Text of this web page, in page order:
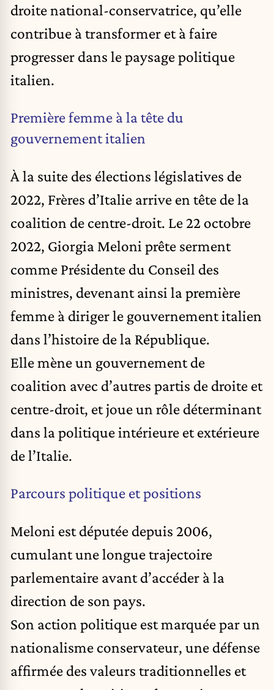
droite national-conservatrice, qu’elle
contribue à transformer et à faire
progresser dans le paysage politique
italien.
Première femme à la tête du
gouvernement italien
À la suite des élections législatives de
2022, Frères d’Italie arrive en tête de la
coalition de centre-droit. Le 22 octobre
2022, Giorgia Meloni prête serment
comme Présidente du Conseil des
ministres, devenant ainsi la première
femme à diriger le gouvernement italien
dans l’histoire de la République.
Elle mène un gouvernement de
coalition avec d’autres partis de droite et
centre-droit, et joue un rôle déterminant
dans la politique intérieure et extérieure
de l’Italie.
Parcours politique et positions
Meloni est députée depuis 2006,
cumulant une longue trajectoire
parlementaire avant d’accéder à la
direction de son pays.
Son action politique est marquée par un
nationalisme conservateur, une défense
affirmée des valeurs traditionnelles et